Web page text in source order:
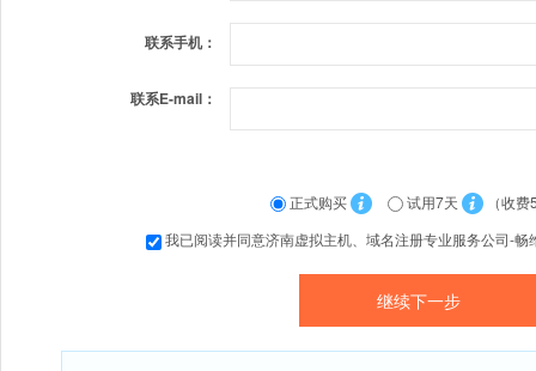
联系手机：
联系E-mail：
正式购买 试用7天
（收费
我已阅读并同意济南虚拟主机、域名注册专业服务公司-畅